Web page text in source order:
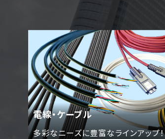
電線・ケーブル
多彩なニーズに豊富なラインアップ！